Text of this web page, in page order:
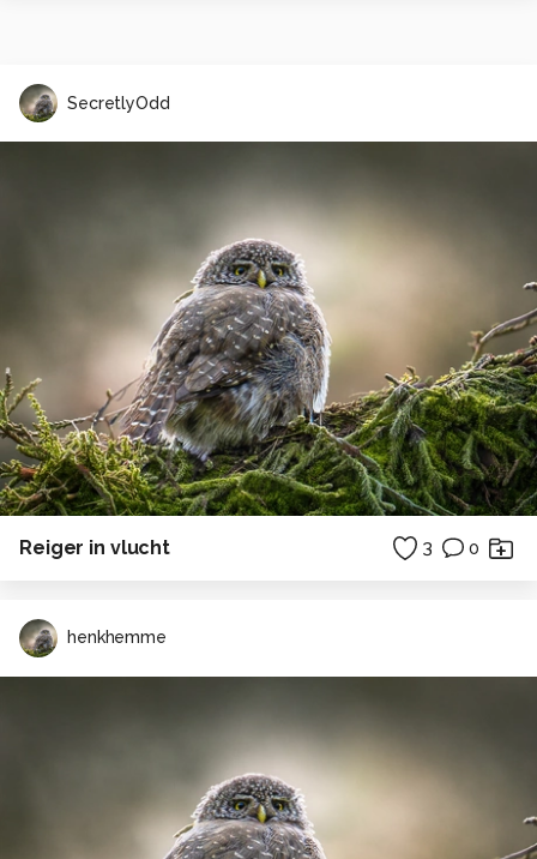
SecretlyOdd
Reiger in vlucht 3 0
henkhemme